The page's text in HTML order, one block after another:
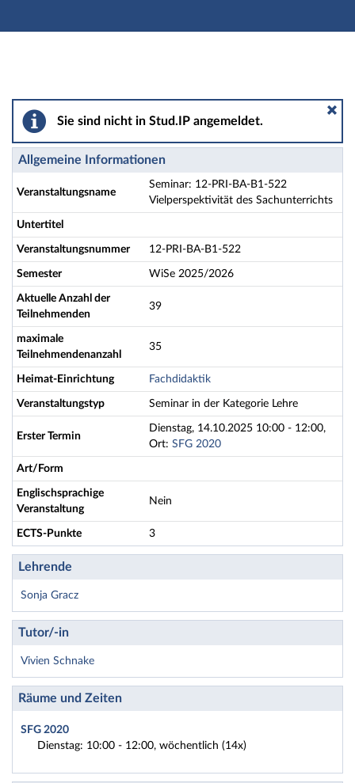
Hauptnavigation
Seminar: 12-PRI-BA-B1-522 Vielperspektivität des
Sie sind nicht in Stud.IP angemeldet.
Allgemeine Informationen
Veranstaltungsname
Seminar: 12-PRI-BA-B1-522
Vielperspektivität des Sachunterrichts
Untertitel
Veranstaltungsnummer 12-PRI-BA-B1-522
Semester WiSe 2025/2026
Aktuelle Anzahl der
Teilnehmenden
39
maximale
Teilnehmendenanzahl
35
Heimat-Einrichtung Fachdidaktik
Veranstaltungstyp Seminar in der Kategorie Lehre
Erster Termin
Dienstag, 14.10.2025 10:00 - 12:00,
Ort: SFG 2020
Art/Form
Englischsprachige
Veranstaltung
Nein
ECTS-Punkte 3
Lehrende
Sonja Gracz
Tutor/-in
Vivien Schnake
Räume und Zeiten
SFG 2020
Dienstag: 10:00 - 12:00, wöchentlich (14x)